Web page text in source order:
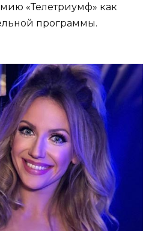
«Телетриумф» как
программы.